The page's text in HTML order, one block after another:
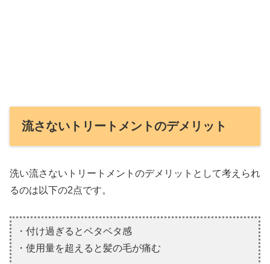
流さないトリートメントのデメリット
洗い流さないトリートメントのデメリットとして考えられ
るのは以下の2点です。
・付け過ぎるとベタベタ感
・使用量を超えると髪の毛が痛む